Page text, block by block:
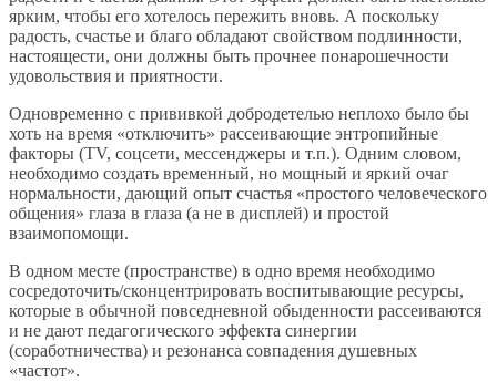
ярким, чтобы его хотелось пережить вновь. А поскольку
радость, счастье и благо обладают свойством подлинности,
настоящести, они должны быть прочнее понарошечности
удовольствия и приятности.
Одновременно с прививкой добродетелью неплохо было бы
хоть на время «отключить» рассеивающие энтропийные
факторы (TV, соцсети, мессенджеры и т.п.). Одним словом,
необходимо создать временный, но мощный и яркий очаг
нормальности, дающий опыт счастья «простого человеческого
общения» глаза в глаза (а не в дисплей) и простой
взаимопомощи.
В одном месте (пространстве) в одно время необходимо
сосредоточить/сконцентрировать воспитывающие ресурсы,
которые в обычной повседневной обыденности рассеиваются
и не дают педагогического эффекта синергии
(соработничества) и резонанса совпадения душевных
«частот».